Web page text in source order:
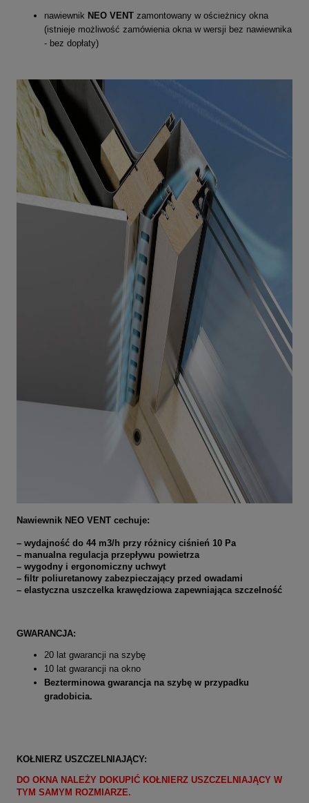
nawiewnik NEO VENT zamontowany w ościeżnicy okna
(istnieje możliwość zamówienia okna w wersji bez nawiewnika
- bez dopłaty)
Nawiewnik NEO VENT cechuje:
– wydajność do 44 m3/h przy różnicy ciśnień 10 Pa
– manualna regulacja przepływu powietrza
– wygodny i ergonomiczny uchwyt
– filtr poliuretanowy zabezpieczający przed owadami
– elastyczna uszczelka krawędziowa zapewniająca szczelność
GWARANCJA:
20 lat gwarancji na szybę
10 lat gwarancji na okno
Bezterminowa gwarancja na szybę w przypadku
gradobicia.
KOŁNIERZ USZCZELNIAJĄCY:
DO OKNA NALEŻY DOKUPIĆ KOŁNIERZ USZCZELNIAJĄCY W
TYM SAMYM ROZMIARZE.